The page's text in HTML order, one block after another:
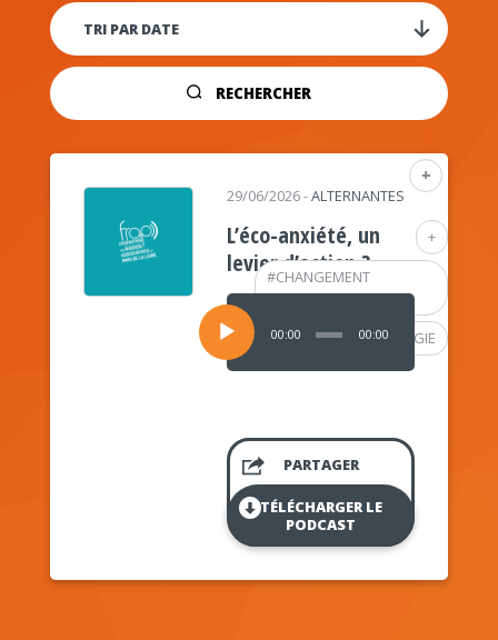
RECHERCHER
+
+
#CHANGEMENT
CLIMATIQUE
#PSYCHOLOGIE
29/06/2026-ALTERNANTES
L’éco-anxiété, un
levier d’action ?
Lecteur
audio
00:00 00:00
PARTAGER
TÉLÉCHARGER LE
PODCAST